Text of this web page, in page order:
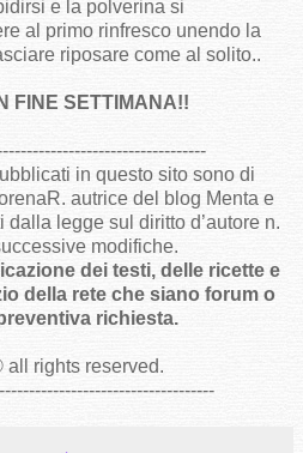
e la polverina si
al primo rinfresco unendo la
riposare come al solito..
FINE SETTIMANA!!
in questo sito sono di
autrice del blog Menta e
legge sul diritto d’autore n.
modifiche.
dei testi, delle ricette e
della rete che siano forum o
richiesta.
all rights reserved.